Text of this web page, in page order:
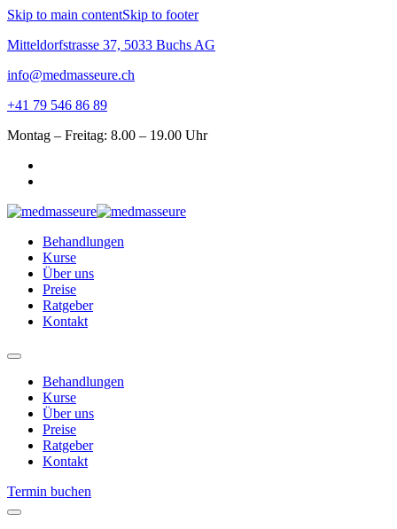
Skip to main contentSkip to footer
Mitteldorfstrasse 37, 5033 Buchs AG
info@medmasseure.ch
+41 79 546 86 89
Montag – Freitag: 8.00 – 19.00 Uhr
Behandlungen
Kurse
Über uns
Preise
Ratgeber
Kontakt
Behandlungen
Kurse
Über uns
Preise
Ratgeber
Kontakt
Termin buchen